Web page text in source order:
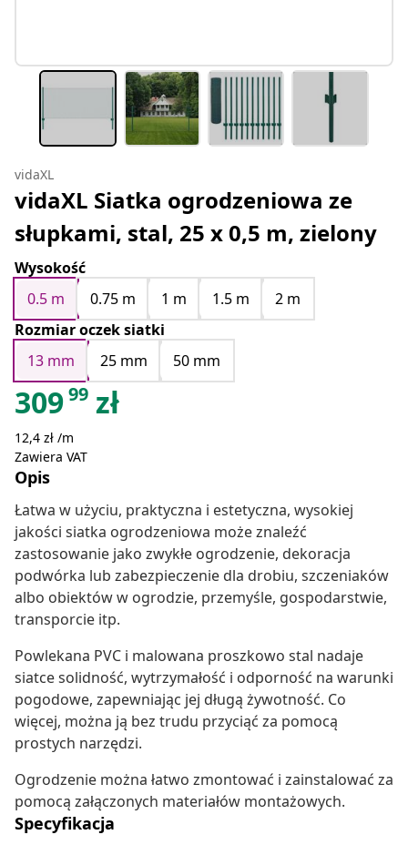
vidaXL
vidaXL Siatka ogrodzeniowa ze
słupkami, stal, 25 x 0,5 m, zielony
Wysokość
0.5 m
0.75 m 1 m 1.5 m
2 m
Rozmiar oczek siatki
13 mm
25 mm 50 mm
30999 zł
12,4 zł /m
Zawiera VAT
Opis
Łatwa w użyciu, praktyczna i estetyczna, wysokiej
jakości siatka ogrodzeniowa może znaleźć
zastosowanie jako zwykłe ogrodzenie, dekoracja
podwórka lub zabezpieczenie dla drobiu, szczeniaków
albo obiektów w ogrodzie, przemyśle, gospodarstwie,
transporcie itp.
Powlekana PVC i malowana proszkowo stal nadaje
siatce solidność, wytrzymałość i odporność na warunki
pogodowe, zapewniając jej długą żywotność. Co
więcej, można ją bez trudu przyciąć za pomocą
prostych narzędzi.
Ogrodzenie można łatwo zmontować i zainstalować za
pomocą załączonych materiałów montażowych.
Specyfikacja